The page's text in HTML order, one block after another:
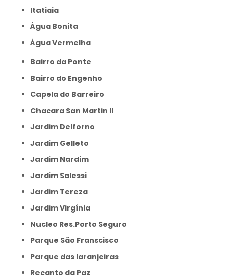
itatiaia
Água Bonita
Água Vermelha
Bairro da Ponte
Bairro do Engenho
Capela do Barreiro
Chacara San Martin II
Jardim Delforno
Jardim Gelleto
Jardim Nardim
Jardim Salessi
Jardim Tereza
Jardim Virgínia
Nucleo Res.Porto Seguro
Parque São Franscisco
Parque das laranjeiras
Recanto da Paz